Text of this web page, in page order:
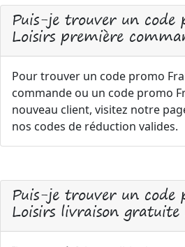
Puis-je trouver un code
Loisirs première
Pour trouver un code promo
commande ou un code promo
nouveau client, visitez notre
nos codes de réduction valides.
Puis-je trouver un code
Loisirs livraison gratuite